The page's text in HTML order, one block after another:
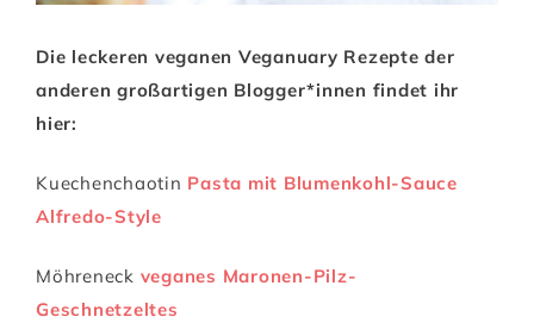
Die leckeren veganen Veganuary Rezepte der
anderen großartigen Blogger*innen findet ihr
hier:
Kuechenchaotin Pasta mit Blumenkohl-Sauce
Alfredo-Style
Möhreneck veganes Maronen-Pilz-
Geschnetzeltes